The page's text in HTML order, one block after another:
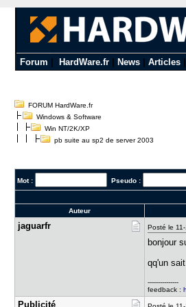
Forum HardWare.fr| News| Articles|
FORUM HardWare.fr
Windows & Software
Win NT/2K/XP
pb suite au sp2 de server 2003
Mot : Pseudo :
Auteur
jaguarfr Posté le
bonjour
qq'un
---------------
feedback :
Publicité